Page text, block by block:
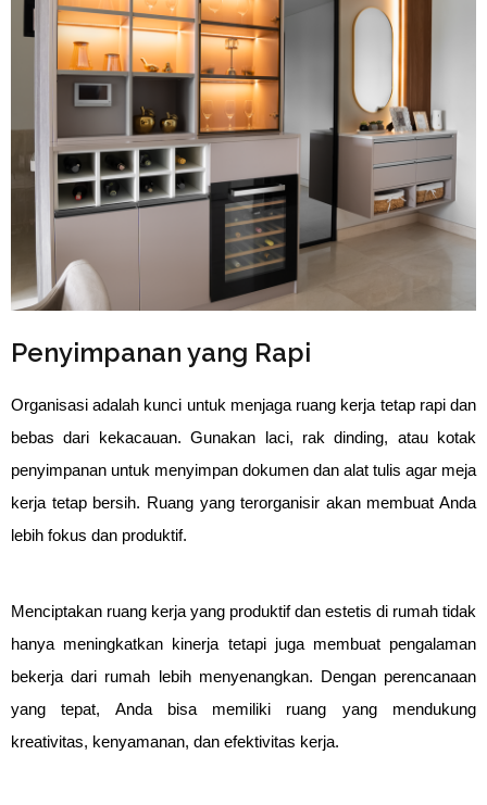
Penyimpanan yang Rapi
Organisasi adalah kunci untuk menjaga ruang kerja tetap rapi dan
bebas dari kekacauan. Gunakan laci, rak dinding, atau kotak
penyimpanan untuk menyimpan dokumen dan alat tulis agar meja
kerja tetap bersih. Ruang yang terorganisir akan membuat Anda
lebih fokus dan produktif.
Menciptakan ruang kerja yang produktif dan estetis di rumah tidak
hanya meningkatkan kinerja tetapi juga membuat pengalaman
bekerja dari rumah lebih menyenangkan. Dengan perencanaan
yang tepat, Anda bisa memiliki ruang yang mendukung
kreativitas, kenyamanan, dan efektivitas kerja.